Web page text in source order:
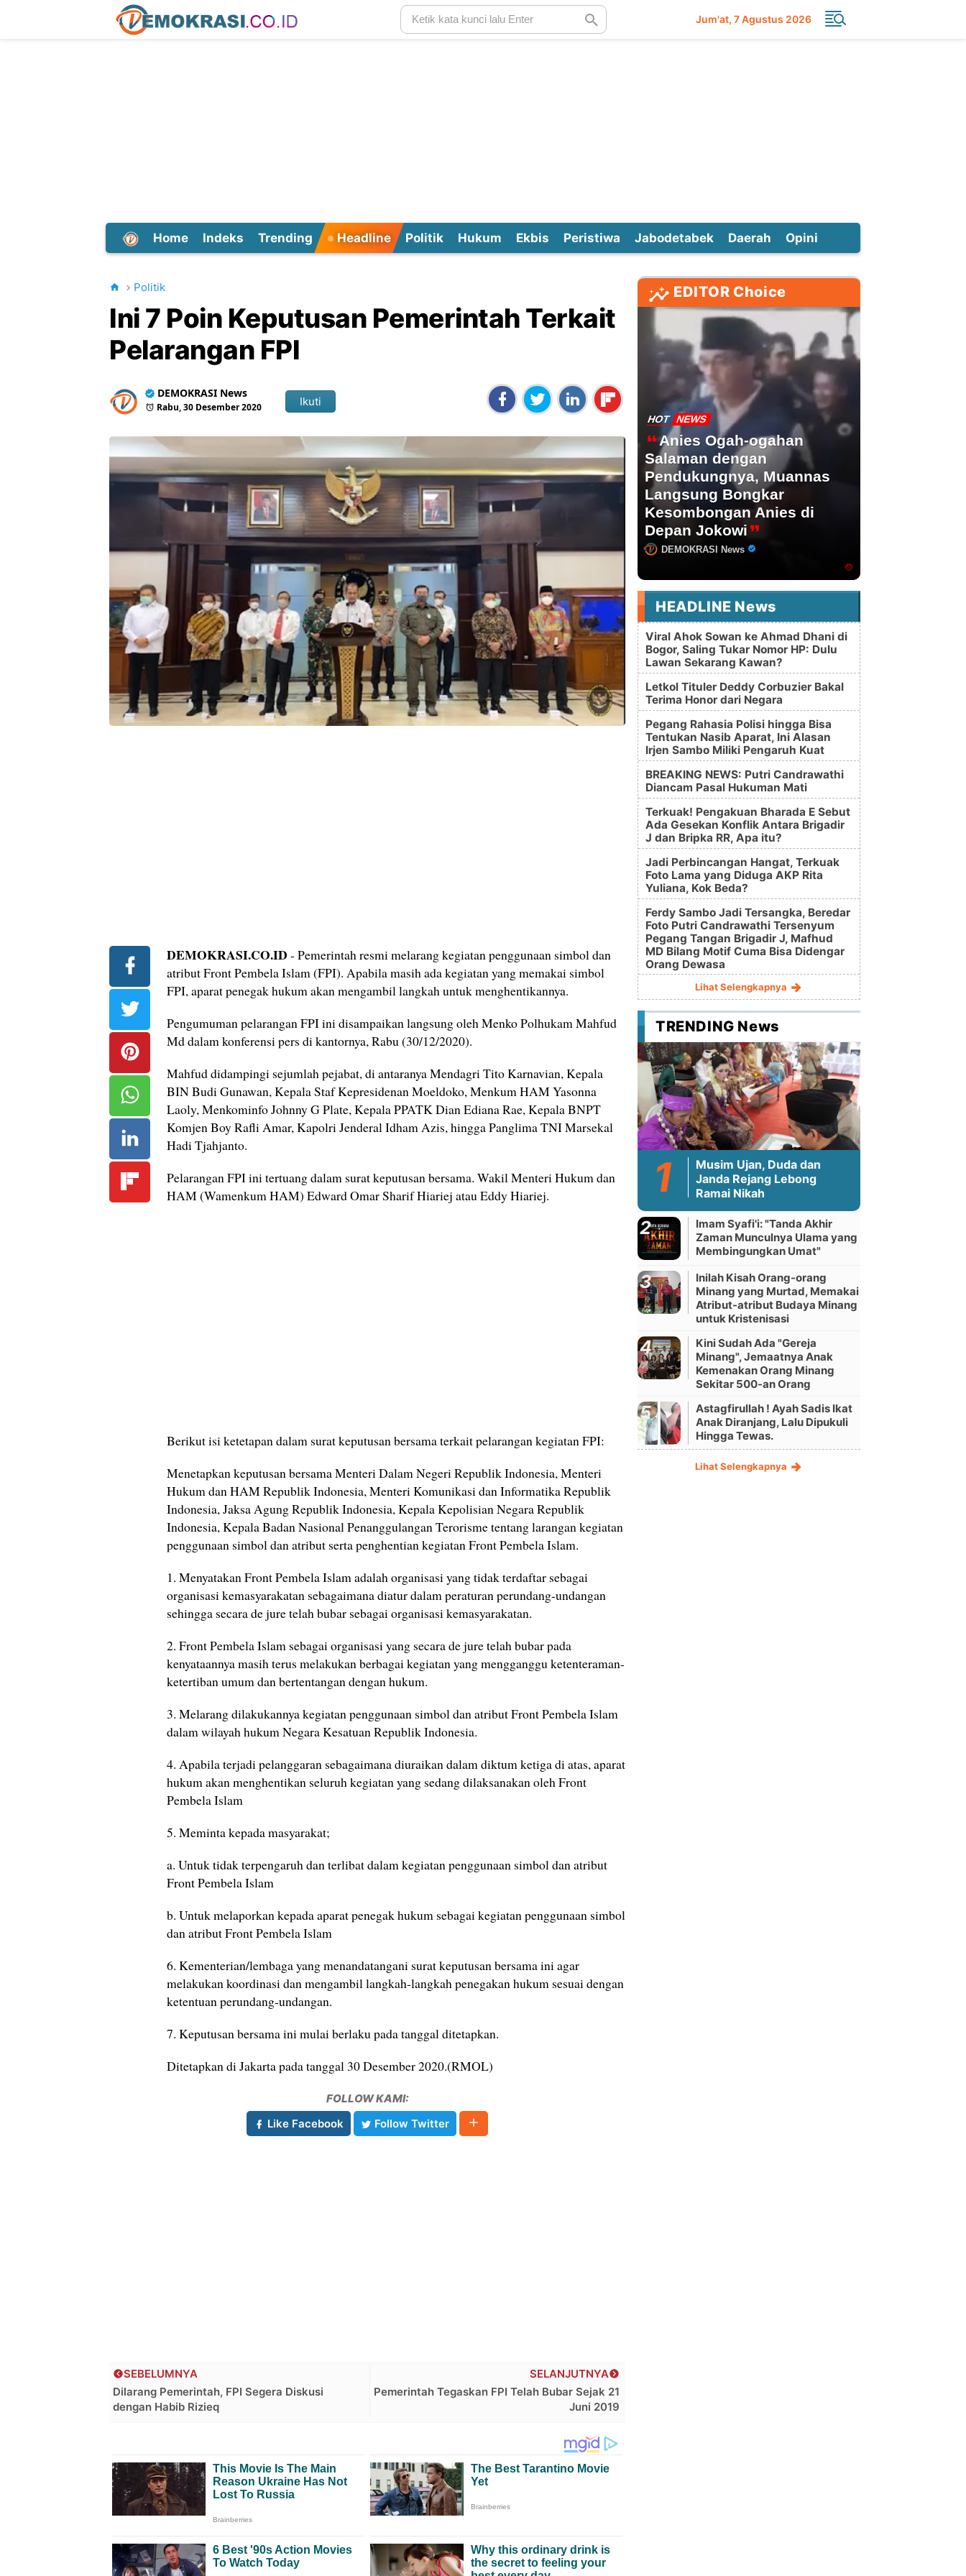
Jum'at 7 Agustus 2026
Home Indeks Trending Headline Politik Hukum Ekbis Peristiwa Jabodetabek Daerah Opini
Politik
Ini 7 Poin Keputusan Pemerintah Terkait
Pelarangan FPI
DEMOKRASI News
Rabu, 30 Desember 2020 Ikuti
DEMOKRASI.CO.ID - Pemerintah resmi melarang kegiatan penggunaan simbol dan
atribut Front Pembela Islam (FPI). Apabila masih ada kegiatan yang memakai simbol
FPI, aparat penegak hukum akan mengambil langkah untuk menghentikannya.
Pengumuman pelarangan FPI ini disampaikan langsung oleh Menko Polhukam Mahfud
Md dalam konferensi pers di kantornya, Rabu (30/12/2020).
Mahfud didampingi sejumlah pejabat, di antaranya Mendagri Tito Karnavian, Kepala
BIN Budi Gunawan, Kepala Staf Kepresidenan Moeldoko, Menkum HAM Yasonna
Laoly, Menkominfo Johnny G Plate, Kepala PPATK Dian Ediana Rae, Kepala BNPT
Komjen Boy Rafli Amar, Kapolri Jenderal Idham Azis, hingga Panglima TNI Marsekal
Hadi Tjahjanto.
Pelarangan FPI ini tertuang dalam surat keputusan bersama. Wakil Menteri Hukum dan
HAM (Wamenkum HAM) Edward Omar Sharif Hiariej atau Eddy Hiariej.
Berikut isi ketetapan dalam surat keputusan bersama terkait pelarangan kegiatan FPI:
Menetapkan keputusan bersama Menteri Dalam Negeri Republik Indonesia, Menteri
Hukum dan HAM Republik Indonesia, Menteri Komunikasi dan Informatika Republik
Indonesia, Jaksa Agung Republik Indonesia, Kepala Kepolisian Negara Republik
Indonesia, Kepala Badan Nasional Penanggulangan Terorisme tentang larangan kegiatan
penggunaan simbol dan atribut serta penghentian kegiatan Front Pembela Islam.
1. Menyatakan Front Pembela Islam adalah organisasi yang tidak terdaftar sebagai
organisasi kemasyarakatan sebagaimana diatur dalam peraturan perundang-undangan
sehingga secara de jure telah bubar sebagai organisasi kemasyarakatan.
2. Front Pembela Islam sebagai organisasi yang secara de jure telah bubar pada
kenyataannya masih terus melakukan berbagai kegiatan yang mengganggu ketenteraman-
ketertiban umum dan bertentangan dengan hukum.
3. Melarang dilakukannya kegiatan penggunaan simbol dan atribut Front Pembela Islam
dalam wilayah hukum Negara Kesatuan Republik Indonesia.
4. Apabila terjadi pelanggaran sebagaimana diuraikan dalam diktum ketiga di atas, aparat
hukum akan menghentikan seluruh kegiatan yang sedang dilaksanakan oleh Front
Pembela Islam
5. Meminta kepada masyarakat;
a. Untuk tidak terpengaruh dan terlibat dalam kegiatan penggunaan simbol dan atribut
Front Pembela Islam
b. Untuk melaporkan kepada aparat penegak hukum sebagai kegiatan penggunaan simbol
dan atribut Front Pembela Islam
6. Kementerian/lembaga yang menandatangani surat keputusan bersama ini agar
melakukan koordinasi dan mengambil langkah-langkah penegakan hukum sesuai dengan
ketentuan perundang-undangan.
7. Keputusan bersama ini mulai berlaku pada tanggal ditetapkan.
Ditetapkan di Jakarta pada tanggal 30 Desember 2020.(RMOL)
FOLLOW KAMI:
Like Facebook
Follow Twitter
SELANJUTNYA
Pemerintah Tegaskan FPI Telah Bubar Sejak 21
Juni 2019
SEBELUMNYA
Dilarang Pemerintah, FPI Segera Diskusi
dengan Habib Rizieq
EDITOR Choice
HOT NEWS
Anies Ogah-ogahan
Salaman dengan
Pendukungnya, Muannas
Langsung Bongkar
Kesombongan Anies di
Depan Jokowi
DEMOKRASI News
HEADLINE News
Viral Ahok Sowan ke Ahmad Dhani di
Bogor, Saling Tukar Nomor HP: Dulu
Lawan Sekarang Kawan?
Letkol Tituler Deddy Corbuzier Bakal
Terima Honor dari Negara
Pegang Rahasia Polisi hingga Bisa
Tentukan Nasib Aparat, Ini Alasan
Irjen Sambo Miliki Pengaruh Kuat
BREAKING NEWS: Putri Candrawathi
Diancam Pasal Hukuman Mati
Terkuak! Pengakuan Bharada E Sebut
Ada Gesekan Konflik Antara Brigadir
J dan Bripka RR, Apa itu?
Jadi Perbincangan Hangat, Terkuak
Foto Lama yang Diduga AKP Rita
Yuliana, Kok Beda?
Ferdy Sambo Jadi Tersangka, Beredar
Foto Putri Candrawathi Tersenyum
Pegang Tangan Brigadir J, Mafhud
MD Bilang Motif Cuma Bisa Didengar
Orang Dewasa
Lihat Selengkapnya
TRENDING News
Musim Ujan, Duda dan
Janda Rejang Lebong
Ramai Nikah
Imam Syafi'i: "Tanda Akhir
Zaman Munculnya Ulama yang
Membingungkan Umat"
Inilah Kisah Orang-orang
Minang yang Murtad, Memakai
Atribut-atribut Budaya Minang
untuk Kristenisasi
Kini Sudah Ada "Gereja
Minang", Jemaatnya Anak
Kemenakan Orang Minang
Sekitar 500-an Orang
Astagfirullah ! Ayah Sadis Ikat
Anak Diranjang, Lalu Dipukuli
Hingga Tewas.
Lihat Selengkapnya